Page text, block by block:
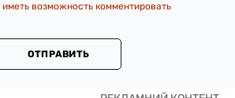
возможность комментировать
ОТПРАВИТЬ